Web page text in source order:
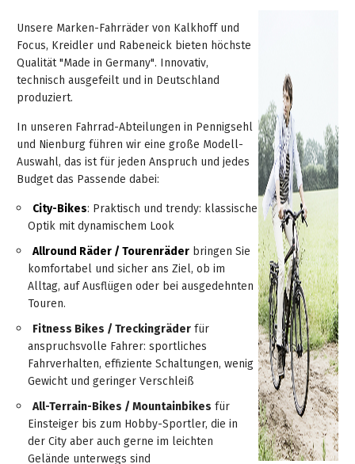
Angebote
&
Aktionen
Honda
Sommer-
Aktion
KÄRCHER
Profi-
Aktion
Indoor
Tielbürger
Aktion
STIGA
Akku-
Aktion
Metabo
Neuheiten
&
Highlights
Stiga
Kärcher
Profi-
MUNK
Steigtechnik-
2026
Akkuhüter
Deterding
Kundenkarte
Terminkalender
Grillseminare
Motorsägen-
Lehrgänge
Profivorführungen
Aktionen
Newsletter
Newsletter-
Archiv
Prospekte
&
Kataloge
Informationsmaterial
Unsere
Gartentechnik
&
Motorgeräte
Aktionen
Highlights
Rasenmäher
Rasentraktoren
Vertikutierer
Motorhacken
&
Einachser
Gartenhäcksler
Trimmer
und
Freischneider
Mähroboter
Marken
Zubehör
Infotage
Funktionsweise
Beratung
Garten-
Check
Installation
Service
Forsttechnik
Aktionen
Highlights
Sonder-
Kraftstoff
2T/4T
Akkusäge
STIHL
MSA
220C
Profisäge
STIHL
Reinigungstechnik
Aktionen
Wildkrautbeseitigung
Blasgeräte
Saughäcksler
Laubsauger
Kehrmaschinen
Schneefräsen
Grills
Grillseminare
Aktionen
Highlights
Weber
Holzkohle-
Grills
Gartenmöbel
&
Strandkörbe
Aktionen
Geflecht-
Möbel
Aluminium-
Fahrräder
&
E-
Bikes
Service
Beratungstermine
Inspektions-
Wochen
Motorsägen-
Inspektionswochen
Winter-
Inspektion
Rasenmäher
Inspektion
Mähroboter
Inspektion
Gasgrills
Werkstatt-
Service
Motorgeräte-
Werkstatt
Zweirad-
Werkstatt
Schärfdienst
Ersatzteile
Kettenhaftöl
&
Sonder-
Kraftstoffe
2T/4T
Kraftstoff-
Lagerung
Infos
zu
E10
Motorsägen-
Lehrgänge
Service-
Meldung
Schlosserei
Leistungen
Qualifikationen
Stahlhandel
Dienstleistungen
Fuhrpark
Ausbildung
Mitarbeiter
Kontakt
Unternehmen
Standorte
Öffnungszeiten
Fachmarkt
Pennigsehl
Schlosserei
in
Pennigsehl
Fachmarkt
Nienburg
SB-
Mitarbeiter
...
in
Pennigsehl
...
in
Nienburg
...
in
Karriere
bei
Stellenanzeigen
Berufsausbildung
Firmenchronik
30
Jahre
Fachmarkt
Nienburg
QMF-
Zertifizierung
Unsere Marken-Fahrräder von Kalkhoff und
Focus, Kreidler und Rabeneick bieten höchste
Qualität "Made in Germany". Innovativ,
technisch ausgefeilt und in Deutschland
produziert.
In unseren Fahrrad-Abteilungen in Pennigsehl
und Nienburg führen wir eine große Modell-
Auswahl, das ist für jeden Anspruch und jedes
Budget das Passende dabei:
City-Bikes: Praktisch und trendy: klassische
Optik mit dynamischem Look
Allround Räder / Tourenräder bringen Sie
komfortabel und sicher ans Ziel, ob im
Alltag, auf Ausflügen oder bei ausgedehnten
Touren.
Fitness Bikes / Treckingräderfür
anspruchsvolle Fahrer: sportliches
Fahrverhalten, effiziente Schaltungen, wenig
Gewicht und geringer Verschleiß
All-Terrain-Bikes / Mountainbikes für
Einsteiger bis zum Hobby-Sportler, die in
der City aber auch gerne im leichten
Gelände unterwegs sind